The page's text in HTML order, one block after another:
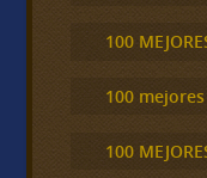
100
100
100